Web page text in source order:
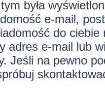
była
e-mail,
do ciebie
adres e-mail lub
Jeśli na pewno